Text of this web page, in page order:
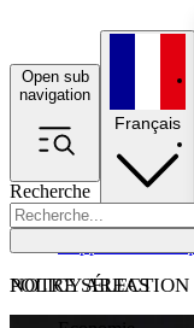
Open sub
navigation
Recherche
POLICY AREAS
Français
NOTRE SÉLECTION